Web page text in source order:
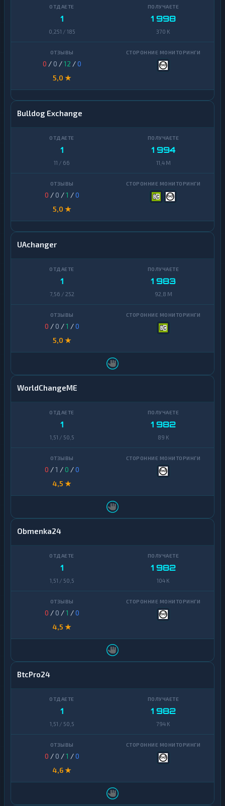
1
0,251 / 185
1 998
370 K
0 / 0 /12 /0
5,0 ★
Bulldog Exchange
1
11 / 66
1 994
11,4 M
0 / 0 /1 /0
5,0 ★
UAchanger
1
7,56 / 252
1 983
92,8 M
0 / 0 /1 /0
5,0 ★
WorldChangeME
1
1,51 / 50,5
1 982
89 K
0 /1 /0 /0
4,5 ★
Obmenka24
1
1,51 / 50,5
1 982
104 K
0 / 0 /1 /0
4,5 ★
BtcPro24
1
1,51 / 50,5
1 982
794 K
0 / 0 /1 /0
4,6 ★